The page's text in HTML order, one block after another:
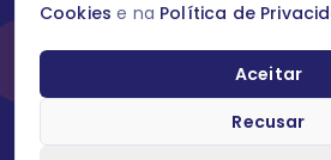
Cookies e na Política de
Aceitar
Recusar
O laboratório Servier do Brasil respeita os
dados pessoais você pode fazê-lo a
em contato através do site
fale conosco.